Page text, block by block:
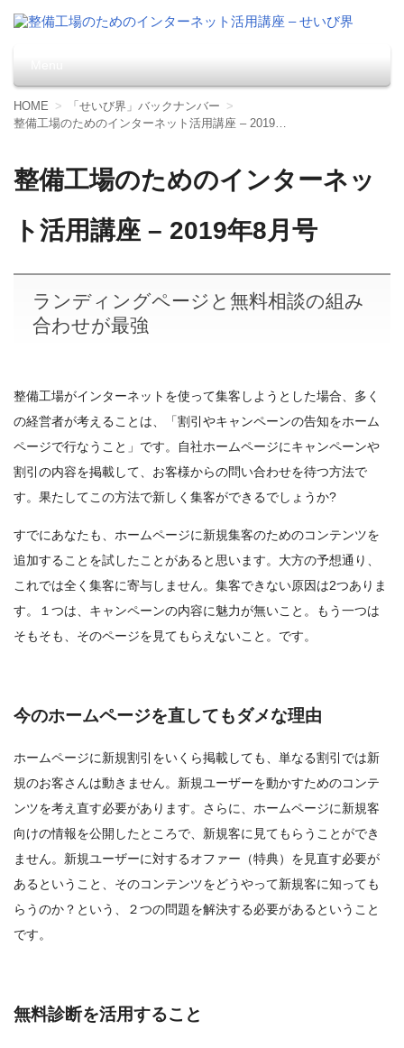
ネット活用講座 – せいび界
コンテンツへ移動
HOME
「せいび界」バックナンバー
整備工場のためのインターネット活用講座 – 2019年8月号
整備工場のためのインターネッ
ト活用講座 – 2019年8月号
ランディングページと無料相談の組み
合わせが最強
整備工場がインターネットを使って集客しようとした場合、多く
の経営者が考えることは、「割引やキャンペーンの告知をホーム
ページで行なうこと」です。自社ホームページにキャンペーンや
割引の内容を掲載して、お客様からの問い合わせを待つ方法で
す。果たしてこの方法で新しく集客ができるでしょうか?
すでにあなたも、ホームページに新規集客のためのコンテンツを
追加することを試したことがあると思います。大方の予想通り、
これでは全く集客に寄与しません。集客できない原因は2つありま
す。１つは、キャンペーンの内容に魅力が無いこと。もう一つは
そもそも、そのページを見てもらえないこと。です。
今のホームページを直してもダメな理由
ホームページに新規割引をいくら掲載しても、単なる割引では新
規のお客さんは動きません。新規ユーザーを動かすためのコンテ
ンツを考え直す必要があります。さらに、ホームページに新規客
向けの情報を公開したところで、新規客に見てもらうことができ
ません。新規ユーザーに対するオファー（特典）を見直す必要が
あるということ、そのコンテンツをどうやって新規客に知っても
らうのか？という、２つの問題を解決する必要があるということ
です。
無料診断を活用すること